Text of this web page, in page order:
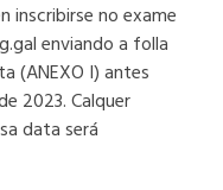
inscribirse no exame
enviando a folla
(ANEXO I) antes
2023. Calquer
data será